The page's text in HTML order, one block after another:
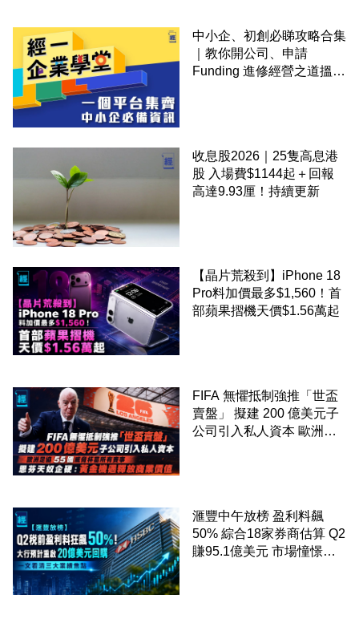
中小企、初創必睇攻略合集
｜教你開公司、申請
Funding 進修經營之道搵大
收息股2026｜25隻高息港
股 入場費$1144起＋回報
高達9.93厘！持續更新
【晶片荒殺到】iPhone 18
Pro料加價最多$1,560！首
部蘋果摺機天價$1.56萬起
FIFA 無懼抵制強推「世盃
賣盤」 擬建 200 億美元子
公司引入私人資本 歐洲足
滙豐中午放榜 盈利料飆
50% 綜合18家券商估算 Q2
賺95.1億美元 市場憧憬重